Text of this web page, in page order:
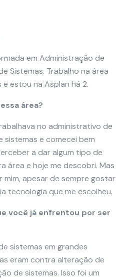
em Administração de
Sistemas. Trabalho na área
estou na Asplan há 2.
área?
no administrativo de
sistemas e comecei bem
a dar algum tipo de
área e hoje me descobri. Mas
apesar de sempre gostar
tecnologia que me escolheu.
você já enfrentou por ser
sistemas em grandes
eram contra alteração de
de sistemas. Isso foi um